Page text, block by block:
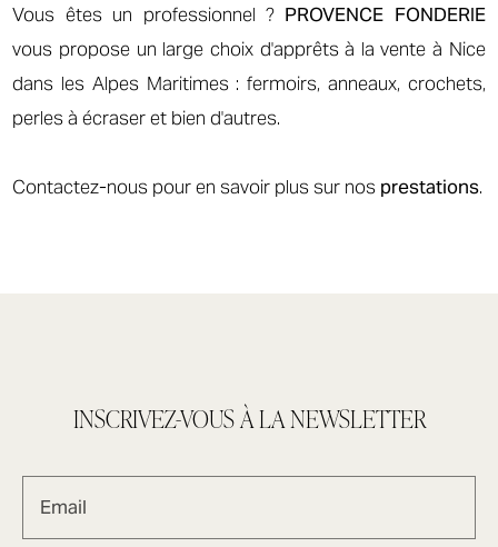
Vous êtes un professionnel ? PROVENCE FONDERIE
vous propose un large choix d'apprêts à la vente à Nice
dans les Alpes Maritimes : fermoirs, anneaux, crochets,
perles à écraser et bien d'autres.
Contactez-nous pour en savoir plus sur nos prestations.
INSCRIVEZ-VOUS À LA NEWSLETTER
Email